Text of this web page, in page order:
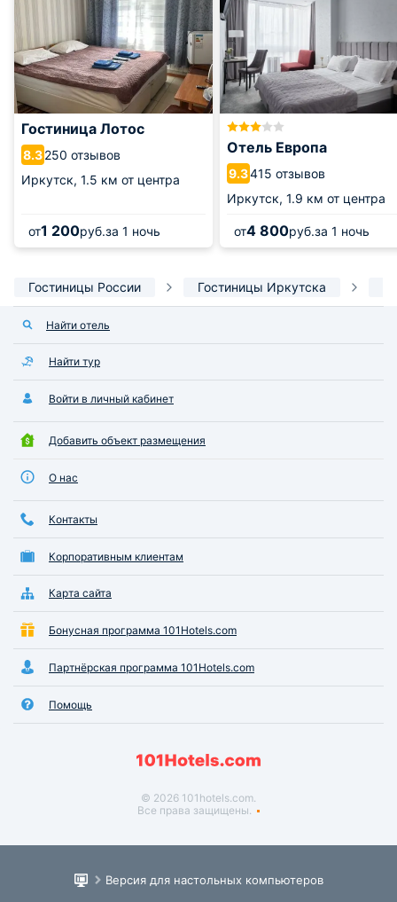
Гостиница Лотос
8.3250 отзывов
Иркутск, 1.5 км от центра
от1 200руб.за 1 ночь
Отель Европа
9.3415 отзывов
Иркутск, 1.9 км от центра
от4 800руб.за 1 ночь
Гостиницы России Гостиницы Иркутска
Найти отель
Найти тур
Войти в личный кабинет
Добавить объект размещения
О нас
Контакты
Корпоративным клиентам
Карта сайта
Бонусная программа 101Hotels.com
Партнёрская программа 101Hotels.com
Помощь
© 2026 101hotels.com.
Все права защищены.
Версия для настольных компьютеров